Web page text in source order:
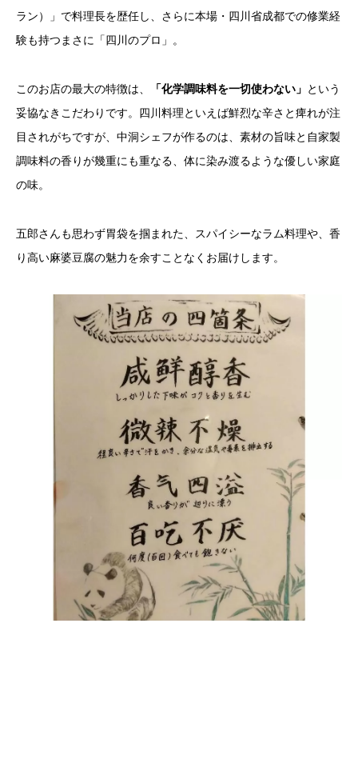
ラン）」で料理長を歴任し、さらに本場・四川省成都での修業経
験も持つまさに「四川のプロ」。
このお店の最大の特徴は、 「化学調味料を一切使わない」 という
妥協なきこだわりです。四川料理といえば鮮烈な辛さと痺れが注
目されがちですが、中洞シェフが作るのは、素材の旨味と自家製
調味料の香りが幾重にも重なる、体に染み渡るような優しい家庭
の味。
五郎さんも思わず胃袋を掴まれた、スパイシーなラム料理や、香
り高い麻婆豆腐の魅力を余すことなくお届けします。